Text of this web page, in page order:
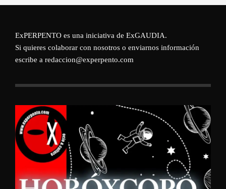
ExPERPENTO es una iniciativa de ExGAUDIA.
Si quieres colaborar con nosotros o enviarnos información
escribe a redaccion@experpento.com